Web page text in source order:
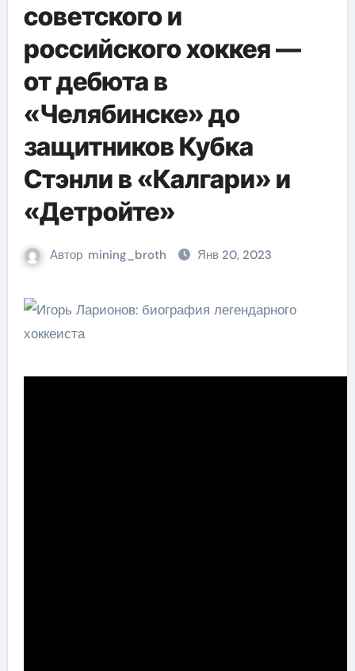
советского и
российского хоккея —
от дебюта в
«Челябинске» до
защитников Кубка
Стэнли в «Калгари» и
«Детройте»
Автор mining_broth Янв 20, 2023